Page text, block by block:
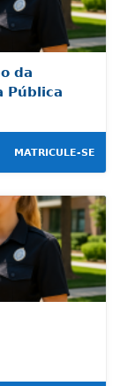
da
Pública
MATRICULE-SE